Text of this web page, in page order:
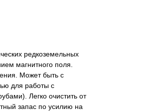
редкоземельных
магнитного поля.
Может быть с
для работы с
Легко очистить от
запас по усилию на